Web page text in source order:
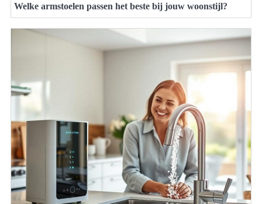
Welke armstoelen passen het beste bij jouw woonstijl?